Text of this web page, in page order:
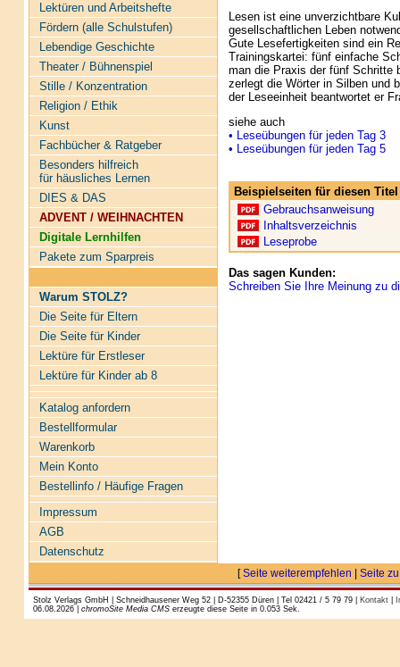
Lektüren und Arbeitshefte
Fördern (alle Schulstufen)
Lebendige Geschichte
Theater / Bühnenspiel
Stille / Konzentration
Religion / Ethik
Kunst
Fachbücher & Ratgeber
Besonders hilfreich
für häusliches Lernen
DIES & DAS
ADVENT / WEIHNACHTEN
Digitale Lernhilfen
Pakete zum Sparpreis
Warum STOLZ?
Die Seite für Eltern
Die Seite für Kinder
Lektüre für Erstleser
Lektüre für Kinder ab 8
Katalog anfordern
Bestellformular
Warenkorb
Mein Konto
Bestellinfo / Häufige Fragen
Impressum
AGB
Datenschutz
Lesen ist eine unverzichtbare
gesellschaftlichen Leben
Gute Lesefertigkeiten sind ein
Trainingskartei: fünf einfache
man die Praxis der fünf Schritte
zerlegt die Wörter in Silben und
der Leseeinheit beantwortet er
siehe auch
• Leseübungen für jeden Tag 3
• Leseübungen für jeden Tag 5
Beispielseiten für diesen
Gebrauchsanweisung
Inhaltsverzeichnis
Leseprobe
Das sagen Kunden:
Schreiben Sie Ihre Meinung zu
[Seite weiterempfehlen Seite
Stolz Verlags GmbH | Schneidhausener Weg 52 | D-52355 Düren | Tel 02421 / 5 79 79 | Kontakt|
06.08.2026 | chromoSite Media CMSerzeugte diese Seite in 0.053 Sek.